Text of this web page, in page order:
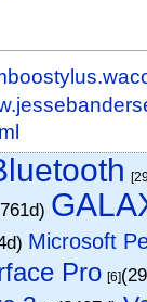
Microsoft
Pro [6]